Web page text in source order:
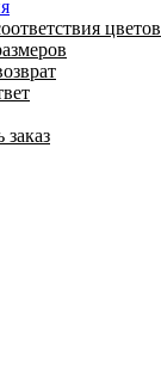
цветов
заказ